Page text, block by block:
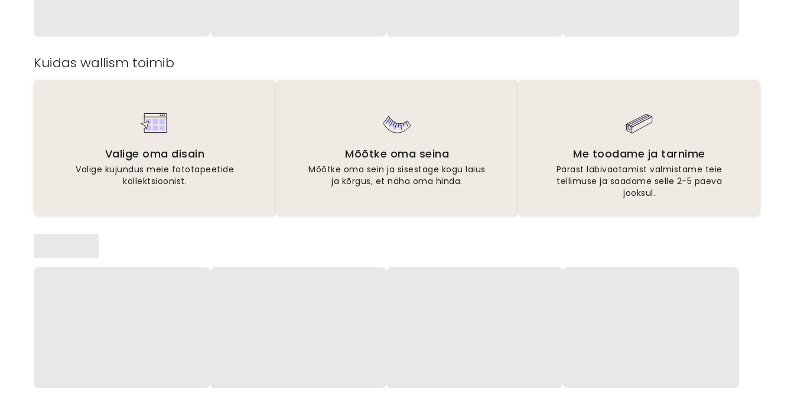
Kuidas wallism toimib
Valige oma disain
Valige kujundus meie fototapeetide
kollektsioonist.
Mõõtke oma seina
Mõõtke oma sein ja sisestage kogu laius
ja kõrgus, et näha oma hinda.
Me toodame ja tarnime
Pärast läbivaatamist valmistame teie
tellimuse ja saadame selle 2-5 päeva
jooksul.